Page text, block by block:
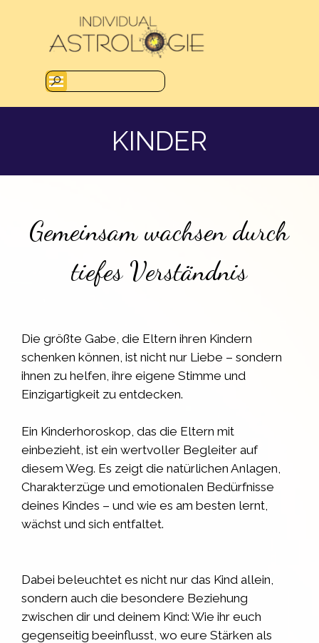
Menü überspringen
KINDER
Gemeinsam wachsen durch
tiefes Verständnis
Die größte Gabe, die Eltern ihren Kindern
schenken können, ist nicht nur Liebe – sondern
ihnen zu helfen, ihre eigene Stimme und
Einzigartigkeit zu entdecken.
Ein Kinderhoroskop, das die Eltern mit
einbezieht, ist ein wertvoller Begleiter auf
diesem Weg. Es zeigt die natürlichen Anlagen,
Charakterzüge und emotionalen Bedürfnisse
deines Kindes – und wie es am besten lernt,
wächst und sich entfaltet.
Dabei beleuchtet es nicht nur das Kind allein,
sondern auch die besondere Beziehung
zwischen dir und deinem Kind: Wie ihr euch
gegenseitig beeinflusst, wo eure Stärken als